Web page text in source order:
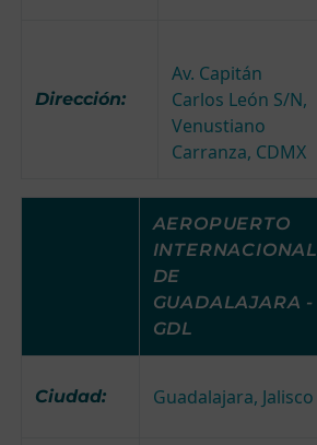
Dirección:
Av. Capitán
Carlos León S/N,
Venustiano
Carranza, CDMX
AEROPUERTO
INTERNACIONAL
DE
GUADALAJARA -
GDL
Ciudad: Guadalajara, Jalisco